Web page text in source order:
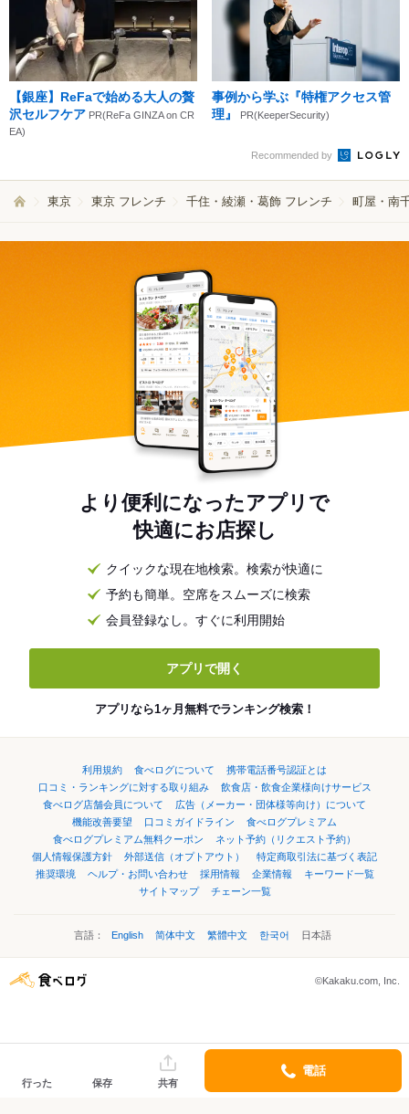
【銀座】ReFaで始める大人の贅
沢セルフケア PR(ReFa GINZA on CR
EA)
事例から学ぶ『特権アクセス管
理』
PR(KeeperSecurity)
Recommended by
東京 東京 フレンチ 千住・綾瀬・葛飾 フレンチ 町屋・南
より便利になったアプリで
快適にお店探し
クイックな現在地検索。検索が快適に
予約も簡単。空席をスムーズに検索
会員登録なし。すぐに利用開始
アプリで開く
アプリなら1ヶ月無料でランキング検索！
利用規約 食べログについて
携帯電話番号認証とは
口コミ・ランキングに対する取り組み
飲食店・飲食企業様向けサービス
食べログ店舗会員について
広告（メーカー・団体様等向け）について
機能改善要望
口コミガイドライン
食べログプレミアム
食べログプレミアム無料クーポン
ネット予約（リクエスト予約）
個人情報保護方針
外部送信（オプトアウト）
特定商取引法に基づく表記
推奨環境
ヘルプ・お問い合わせ 採用情報 企業情報
キーワード一覧
サイトマップ
チェーン一覧
言語： English 简体中文 繁體中文 한국어 日本語
©Kakaku.com, Inc.
行った 保存 共有
電話